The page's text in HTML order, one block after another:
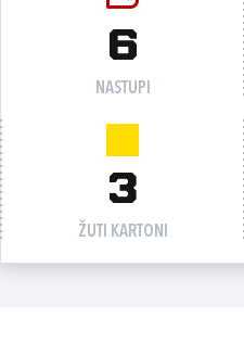
6
NASTUPI
3
ŽUTI KARTONI